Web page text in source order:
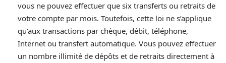
vous ne pouvez effectuer que six transferts ou retraits de
votre compte par mois. Toutefois, cette loi ne s’applique
qu’aux transactions par chèque, débit, téléphone,
Internet ou transfert automatique. Vous pouvez effectuer
un nombre illimité de dépôts et de retraits directement à